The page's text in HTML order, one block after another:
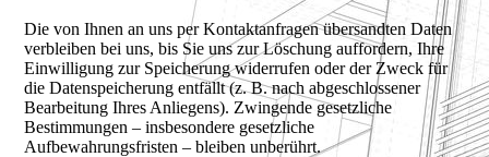
Die von Ihnen an uns per Kontaktanfragen übersandten Daten
verbleiben bei uns, bis Sie uns zur Löschung auffordern, Ihre
Einwilligung zur Speicherung widerrufen oder der Zweck für
die Datenspeicherung entfällt (z. B. nach abgeschlossener
Bearbeitung Ihres Anliegens). Zwingende gesetzliche
Bestimmungen – insbesondere gesetzliche
Aufbewahrungsfristen – bleiben unberührt.